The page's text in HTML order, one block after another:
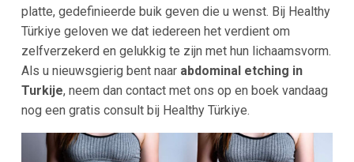
platte, gedefinieerde buik geven die u wenst. Bij Healthy
Türkiye geloven we dat iedereen het verdient om
zelfverzekerd en gelukkig te zijn met hun lichaamsvorm.
Als u nieuwsgierig bent naar abdominal etching in
Turkije, neem dan contact met ons op en boek vandaag
nog een gratis consult bij Healthy Türkiye.